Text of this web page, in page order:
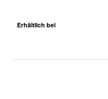
Erhältlich bei